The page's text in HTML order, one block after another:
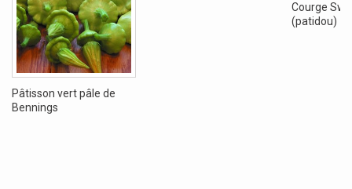
Pâtisson vert pâle de
Bennings
Courge
(patidou)